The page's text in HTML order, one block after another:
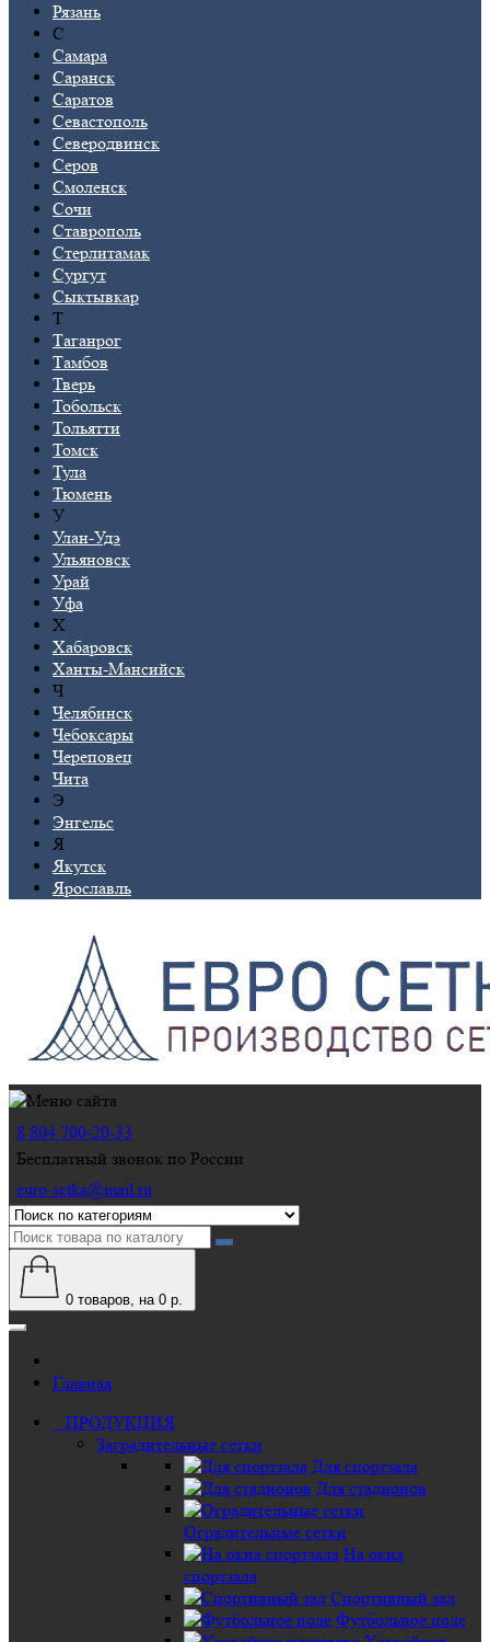
Рязань
С
Самара
Саранск
Саратов
Севастополь
Северодвинск
Серов
Смоленск
Сочи
Ставрополь
Стерлитамак
Сургут
Сыктывкар
Т
Таганрог
Тамбов
Тверь
Тобольск
Тольятти
Томск
Тула
Тюмень
У
Улан-Удэ
Ульяновск
Урай
Уфа
Х
Хабаровск
Ханты-Мансийск
Ч
Челябинск
Чебоксары
Череповец
Чита
Э
Энгельс
Я
Якутск
Ярославль
8 804 700-20-33
Бесплатный звонок по России
euro-setka@mail.ru
0 товаров, на 0 р.
Главная
ПРОДУКЦИЯ
Заградительные сетки
Для спортзала
Для стадионов
Оградительные сетки
На окна
спортзала
Спортивный зал
Футбольное поле